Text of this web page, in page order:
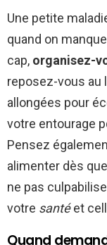
Une petite
quand on
cap, organisez-
reposez-vous au
allongées pour
votre entourage
Pensez
alimenter dès
ne pas
votre santéet
Quand